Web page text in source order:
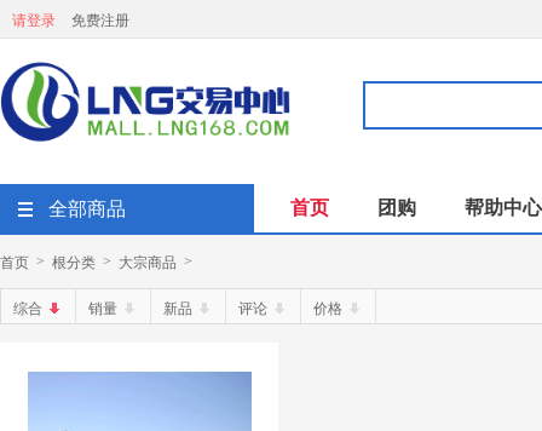
请登录 免费注册
全部商品 首页 团购 帮助中心
首页 > 根分类 > 大宗商品 >
综合 销量 新品 评论 价格